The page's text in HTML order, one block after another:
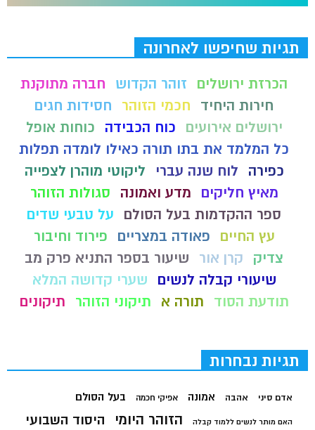
תגיות שחיפשו לאחרונה
הכרזת ירושלים זוהר הקדוש
חברה מתוקנת
חירות היחיד
חכמי הזוהר
חסידות חגים
ירושלים אירועים
כוח הכבידה
כוחות אופל
כל המלמד את בתו תורה כאילו לומדה תפלות
כפירה
לוח שנה עברי
ליקוטי מוהרן לצפייה
מאיץ חליקים
מדע ואמונה
סגולות הזוהר
ספר ההקדמות בעל הסולם
על טבעי שדים
עץ החיים
פאודה במצריים
פירוד וחיבור
צדיק
קרן אור
שיעור בספר התניא פרק מב
שיעורי קבלה לנשים
שערי קדושה המלא
תודעת הסוד
תורה א תיקוני הזוהר תיקונים
תגיות נבחרות
אדם סיני אהבה אמונה אפיקי חכמה בעל הסולם
האם מותר לנשים ללמוד קבלה הזוהר היומי היסוד השבועי